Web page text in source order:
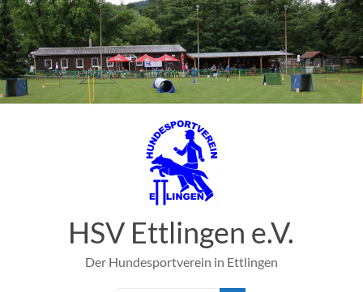
Zum
Inhalt
springen
HSV Ettlingen e.V.
Der Hundesportverein in Ettlingen